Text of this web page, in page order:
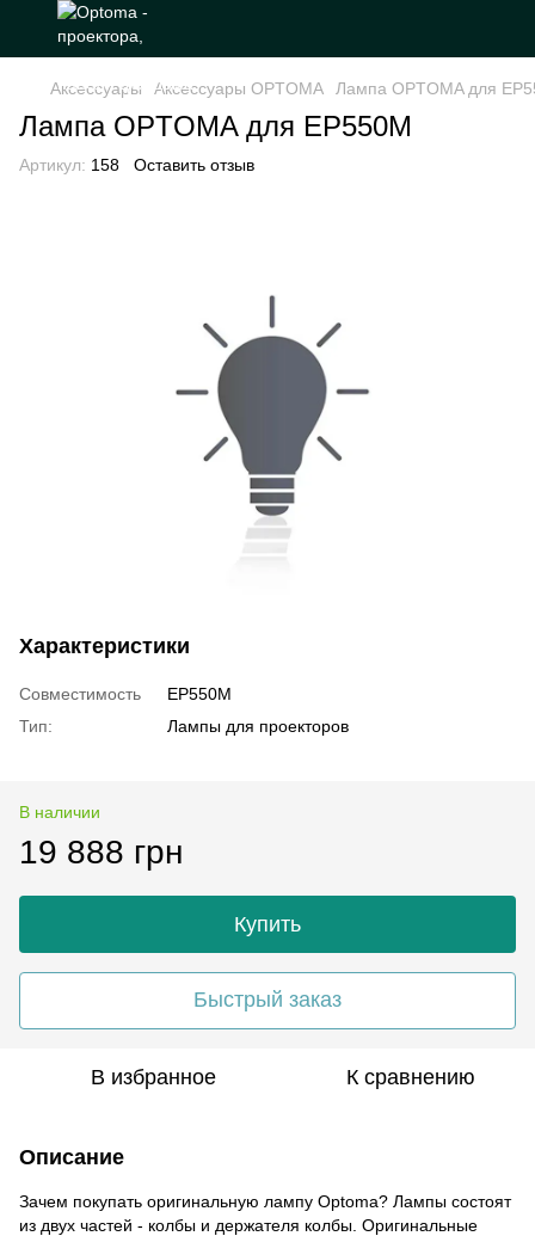
Аксессуары Аксессуары OPTOMA Лампа OPTOMA для
Лампа OPTOMA для EP550M
Артикул: 158 Оставить отзыв
Характеристики
Совместимость
EP550M
Тип:
Лампы для проекторов
В наличии
19 888 грн
Купить
Быстрый заказ
В избранное К сравнению
Описание
Зачем покупать оригинальную лампу Optoma? Лампы состоят
из двух частей - колбы и держателя колбы. Оригинальные